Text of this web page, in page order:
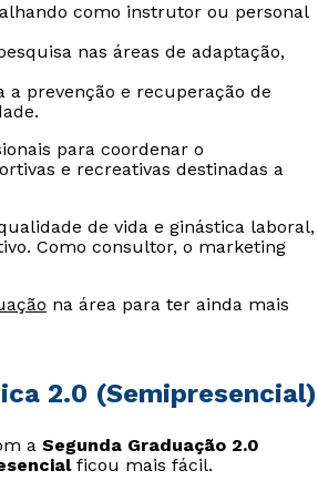
como instrutor ou personal
nas áreas de adaptação,
prevenção e recuperação de
para coordenar o
e recreativas destinadas a
de vida e ginástica laboral,
Como consultor, o marketing
na área para ter ainda mais
2.0 (Semipresencial)
a Segunda Graduação 2.0
ficou mais fácil.